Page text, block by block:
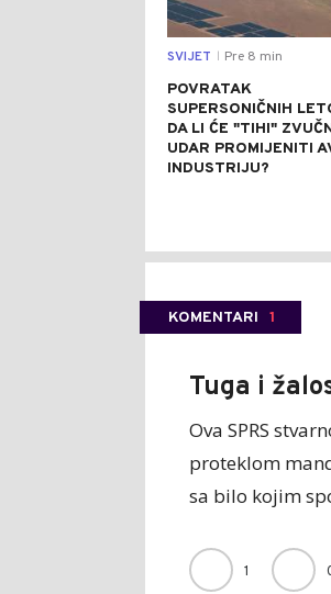
SVIJET Pre 8 min
POVRATAK
SUPERSONIČNIH
DA LI ĆE "TIHI"
UDAR PROMIJENITI
INDUSTRIJU?
KOMENTARI 1
Tuga i
Ova SPRS
proteklom
sa bilo kojim
1